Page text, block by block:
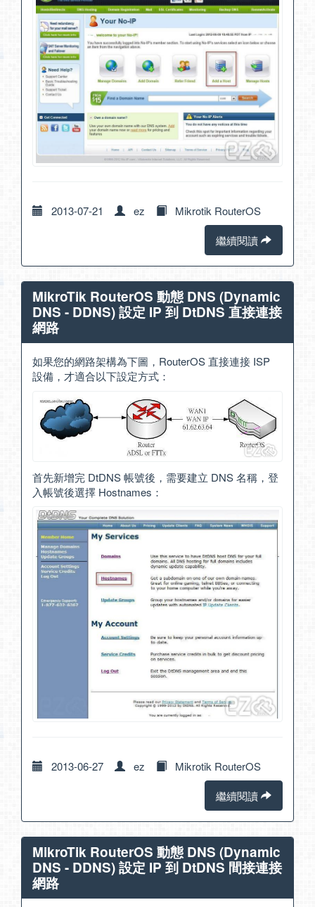
2013-07-21 ez
Mikrotik RouterOS
繼續閱讀
MikroTik RouterOS 動態 DNS (Dynamic
DNS - DDNS) 設定 IP 到 DtDNS 直接連接
網路
如果您的網路架構為下圖，RouterOS 直接連接 ISP
設備，才適合以下設定方式：
首先新增完 DtDNS 帳號後，需要建立 DNS 名稱，登
入帳號後選擇 Hostnames：
2013-06-27 ez
Mikrotik RouterOS
繼續閱讀
MikroTik RouterOS 動態 DNS (Dynamic
DNS - DDNS) 設定 IP 到 DtDNS 間接連接
網路